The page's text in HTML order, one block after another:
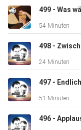
eigene Weg
oft spannender ist
54 Minuten
24 Minuten
51 Minuten